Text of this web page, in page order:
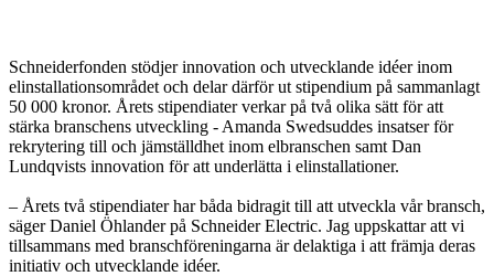
Schneiderfonden stödjer innovation och utvecklande idéer inom
elinstallationsområdet och delar därför ut stipendium på sammanlagt
50 000 kronor. Årets stipendiater verkar på två olika sätt för att
stärka branschens utveckling - Amanda Swedsuddes insatser för
rekrytering till och jämställdhet inom elbranschen samt Dan
Lundqvists innovation för att underlätta i elinstallationer.
– Årets två stipendiater har båda bidragit till att utveckla vår bransch,
säger Daniel Öhlander på Schneider Electric. Jag uppskattar att vi
tillsammans med branschföreningarna är delaktiga i att främja deras
initiativ och utvecklande idéer.